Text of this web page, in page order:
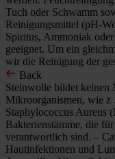
Tuch oder Schwamm
Reinigungsmittel (pH-
Spiritus, Ammoniak
geeignet. Um ein
wir die Reinigung der
Back
Steinwolle bildet keinen
Mikroorganismen, wie
Staphylococcus Aureus
Bakterienstämme, die
verantwortlich sind. –
Hautinfektionen und